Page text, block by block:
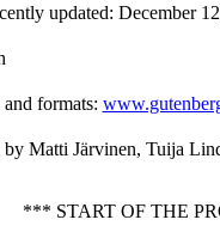
updated: December
formats:
by Matti Järvinen, Tuija
*** START OF THE